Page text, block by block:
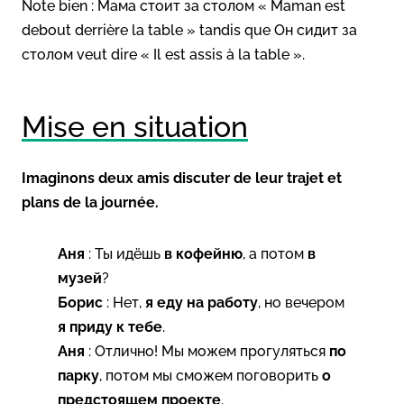
Note bien : Мама стоит за столом « Maman est
debout derrière la table » tandis que Он сидит за
столом veut dire « Il est assis à la table ».
Mise en situation
Imaginons deux amis discuter de leur trajet et
plans de la journée.
Аня : Ты идёшь в кофейню, а потом в
музей?
Борис : Нет, я еду на работу, но вечером
я приду к тебе.
Аня : Отлично! Мы можем прогуляться по
парку, потом мы сможем поговорить о
предстоящем проекте.